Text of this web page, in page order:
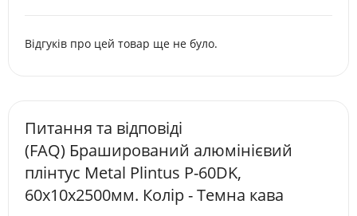
Відгуків про цей товар ще не було.
Питання та відповіді
(FAQ) Браширований алюмінієвий
плінтус Metal Plintus P-60DK,
60х10х2500мм. Колір - Темна кава